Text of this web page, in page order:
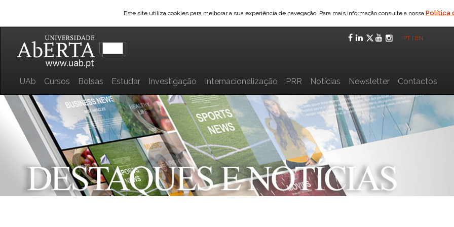
Este site utiliza cookies para melhorar a sua experiência de navegação. Para mais informação consulte a nossa Política
Facebook
LinkedIn
Twitter
YouTube
PT EN
UAb Cursos Bolsas Estudar Investigação Internacionalização PRR Notícias Newsletter Contactos